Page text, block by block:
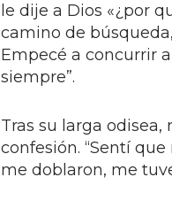
le dije a Dios «¿por
camino de
Empecé a concurrir
siempre”.
Tras su larga
confesión. “Sentí
me doblaron, me